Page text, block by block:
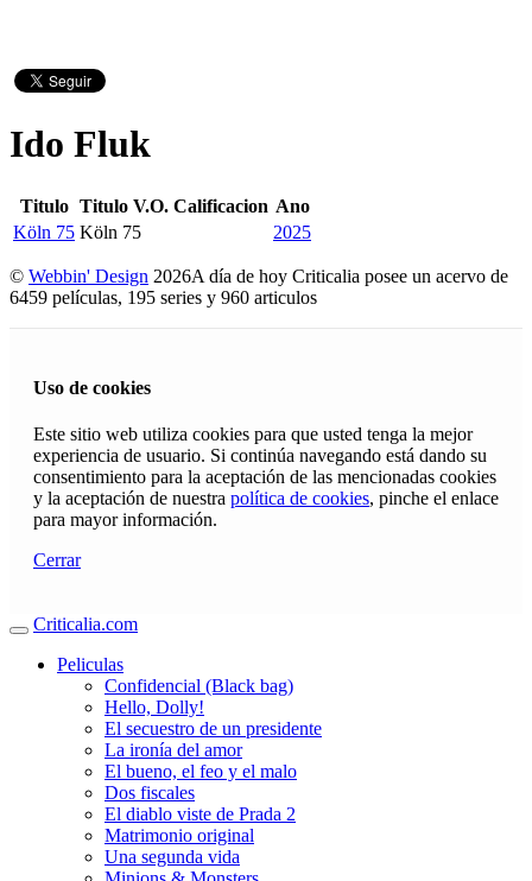
Ido Fluk
Titulo Titulo V.O. Calificacion Ano
Köln 75 Köln 75 2025
© Webbin' Design 2026A día de hoy Criticalia posee un acervo de
6459 películas, 195 series y 960 articulos
Uso de cookies
Este sitio web utiliza cookies para que usted tenga la mejor
experiencia de usuario. Si continúa navegando está dando su
consentimiento para la aceptación de las mencionadas cookies
y la aceptación de nuestra política de cookies, pinche el enlace
para mayor información.
Cerrar
Criticalia.com
Peliculas
Confidencial (Black bag)
Hello, Dolly!
El secuestro de un presidente
La ironía del amor
El bueno, el feo y el malo
Dos fiscales
El diablo viste de Prada 2
Matrimonio original
Una segunda vida